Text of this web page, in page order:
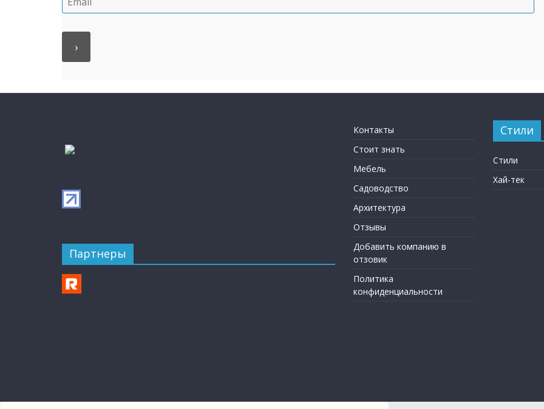
Партнеры
Контакты
Стоит знать
Мебель
Садоводство
Архитектура
Отзывы
Добавить компанию в
отзовик
Политика
конфиденциальности
Стили
Стили
Хай-тек